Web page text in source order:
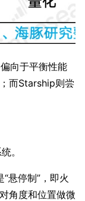
向于平衡性能
而Starship则尝
。
悬停制”，即火
角度和位置做微